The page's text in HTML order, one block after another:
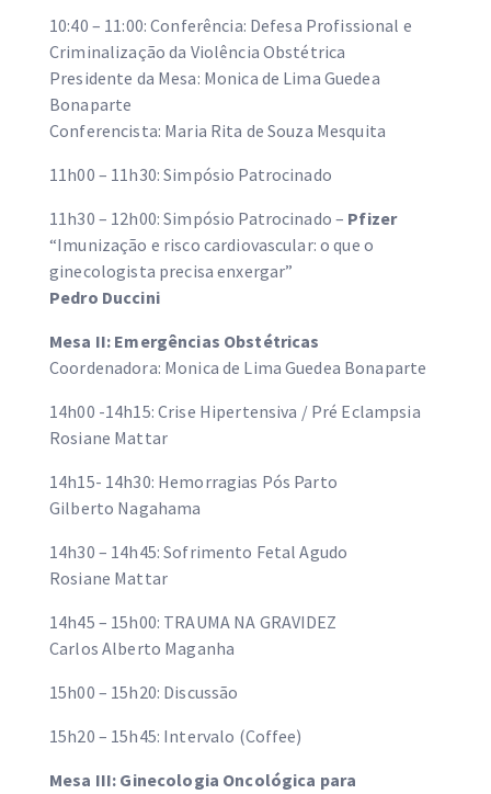
10:40 – 11:00: Conferência: Defesa Profissional e
Criminalização da Violência Obstétrica
Presidente da Mesa: Monica de Lima Guedea
Bonaparte
Conferencista: Maria Rita de Souza Mesquita
11h00 – 11h30: Simpósio Patrocinado
11h30 – 12h00: Simpósio Patrocinado – Pfizer
“Imunização e risco cardiovascular: o que o
ginecologista precisa enxergar”
Pedro Duccini
Mesa II: Emergências Obstétricas
Coordenadora: Monica de Lima Guedea Bonaparte
14h00 -14h15: Crise Hipertensiva / Pré Eclampsia
Rosiane Mattar
14h15- 14h30: Hemorragias Pós Parto
Gilberto Nagahama
14h30 – 14h45: Sofrimento Fetal Agudo
Rosiane Mattar
14h45 – 15h00: TRAUMA NA GRAVIDEZ
Carlos Alberto Maganha
15h00 – 15h20: Discussão
15h20 – 15h45: Intervalo (Coffee)
Mesa III: Ginecologia Oncológica para